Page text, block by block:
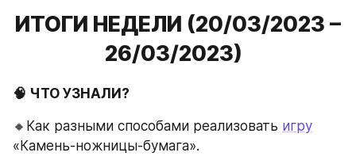
ИТОГИ НЕДЕЛИ (20/03/2023 –
26/03/2023)
🧠 ЧТО УЗНАЛИ?
🔸Как разными способами реализовать игру
«Камень-ножницы-бумага».